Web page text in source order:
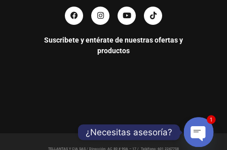
Suscribete y entérate de nuestras ofertas y
productos
TELLANTAS Y CIA SAS / Dirección: AC 80 # 90A – 17 / Teléfono: 601 2247758
¿Necesitas asesoría?
1